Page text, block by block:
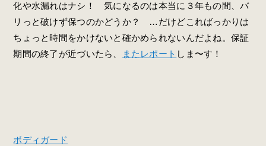
化や水漏れはナシ！ 気になるのは本当に３年もの間、バ
リっと破けず保つのかどうか？ …だけどこればっかりは
ちょっと時間をかけないと確かめられないんだよね。保証
期間の終了が近づいたら、
またレポート しま〜す！
ボディガード